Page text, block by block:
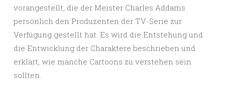
vorangestellt, die der Meister Charles Addams
persönlich den Produzenten der TV-Serie zur
Verfügung gestellt hat. Es wird die Entstehung und
die Entwicklung der Charaktere beschrieben und
erklärt, wie manche Cartoons zu verstehen sein
sollten.